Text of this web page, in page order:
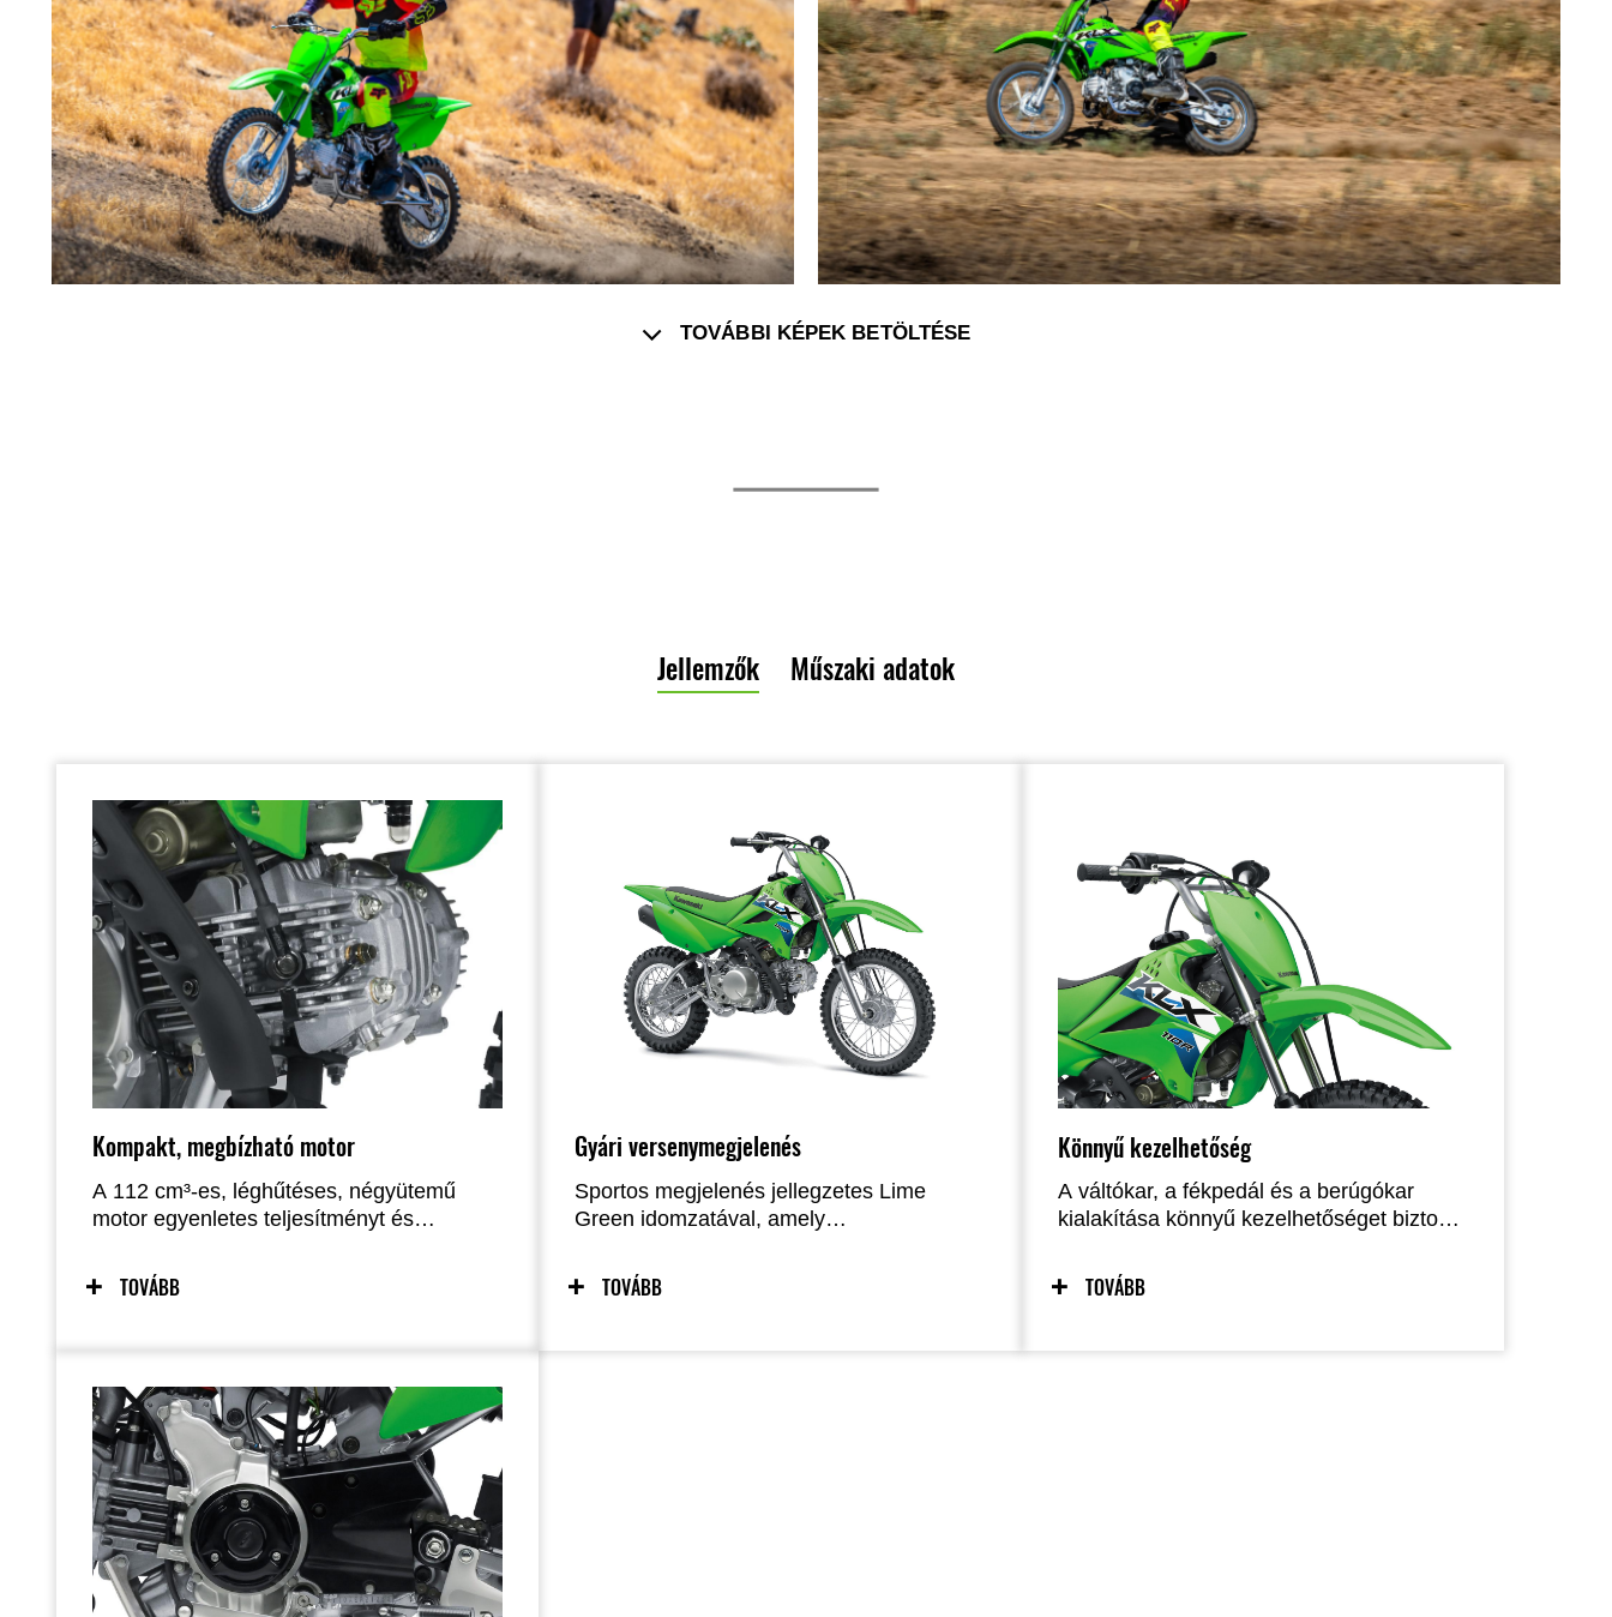
TOVÁBBI KÉPEK BETÖLTÉSE
Jellemzők Műszaki adatok
Kompakt, megbízható motor
A 112 cm³-es, léghűtéses, négyütemű
motor egyenletes teljesítményt és
TOVÁBB
Gyári versenymegjelenés
Sportos megjelenés jellegzetes Lime
Green idomzatával, amely
TOVÁBB
Könnyű kezelhetőség
A váltókar, a fékpedál és a berúgókar
kialakítása könnyű kezelhetőséget biztosít,
lehetőségét. Az indítógomb és a leállító
kapcsoló egyaránt a bal oldali
TOVÁBB